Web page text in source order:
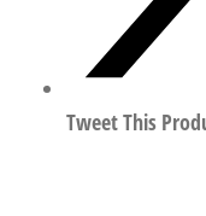
ISO
8573-
Tweet This